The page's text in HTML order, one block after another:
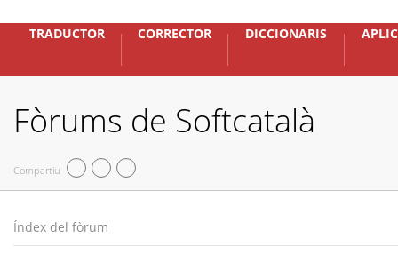
TRADUCTOR CORRECTOR DICCIONARIS
Fòrums de Softcatalà
Compartiu
Índex del fòrum